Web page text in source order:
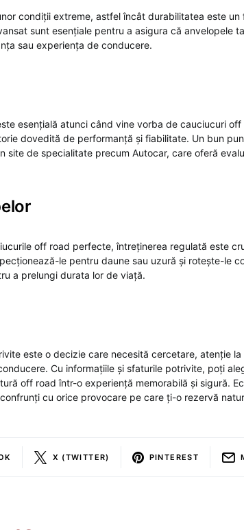
condiții extreme, astfel încât durabilitatea este un
sunt esențiale pentru a asigura că anvelopele
sau experiența de conducere.
esențială atunci când vine vorba de cauciucuri off
dovedită de performanță și fiabilitate. Un bun
site de specialitate precum Autocar, care oferă
off road perfecte, întreținerea regulată este
le pentru daune sau uzură și rotește-le
a prelungi durata lor de viață.
este o decizie care necesită cercetare, atenție la
Cu informațiile și sfaturile potrivite, poți
off road într-o experiență memorabilă și sigură.
cu orice provocare pe care ți-o rezervă
X (TWITTER) PINTEREST